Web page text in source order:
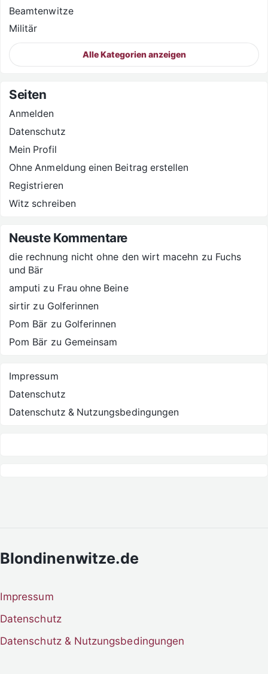
Beamtenwitze
Militär
Alle Kategorien anzeigen
Seiten
Anmelden
Datenschutz
Mein Profil
Ohne Anmeldung einen Beitrag erstellen
Registrieren
Witz schreiben
Neuste Kommentare
die rechnung nicht ohne den wirt macehn zu Fuchs
und Bär
amputi zu Frau ohne Beine
sirtir zu Golferinnen
Pom Bär zu Golferinnen
Pom Bär zu Gemeinsam
Impressum
Datenschutz
Datenschutz & Nutzungsbedingungen
Blondinenwitze.de
Impressum
Datenschutz
Datenschutz & Nutzungsbedingungen